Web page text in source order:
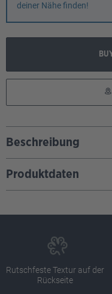
deiner Nähe finden!
Beschreibung
Produktdaten
Rutschfeste Textur auf der
Rückseite